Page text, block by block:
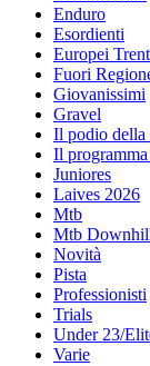
Enduro
Esordienti
Europei
Fuori
Giovanissimi
Gravel
Il podio della
Il
Juniores
Laives 2026
Mtb
Mtb
Novità
Pista
Professionisti
Trials
Under 23/
Varie